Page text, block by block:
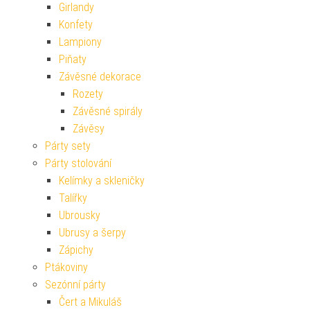
Girlandy
Konfety
Lampiony
Piňaty
Závěsné dekorace
Rozety
Závěsné spirály
Závěsy
Párty sety
Párty stolování
Kelímky a skleničky
Talířky
Ubrousky
Ubrusy a šerpy
Zápichy
Ptákoviny
Sezónní párty
Čert a Mikuláš